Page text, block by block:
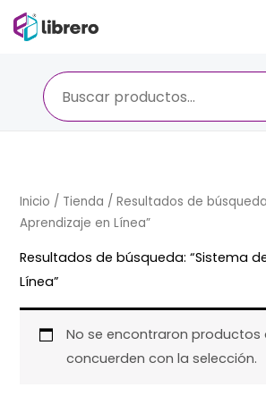
Inicio / Tienda / Resultados de
Aprendizaje en Línea”
Resultados de búsqueda: “Sistema
Línea”
No se encontraron productos
concuerden con la selección.